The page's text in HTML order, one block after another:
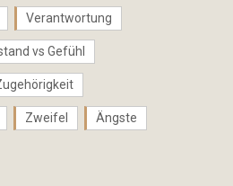
Verantwortung
vs Gefühl
Zweifel Ängste